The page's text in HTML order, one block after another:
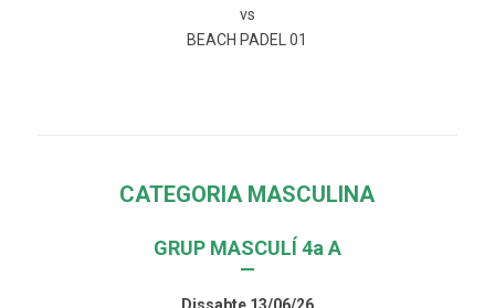
vs
BEACH PADEL 01
CATEGORIA MASCULINA
GRUP MASCULÍ 4a A
—